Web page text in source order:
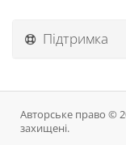
Підтримка
Авторське право ©
захищені.